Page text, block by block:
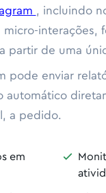
, incluindo
micro-interações,
partir de uma
pode enviar
automático
a pedido.
em
